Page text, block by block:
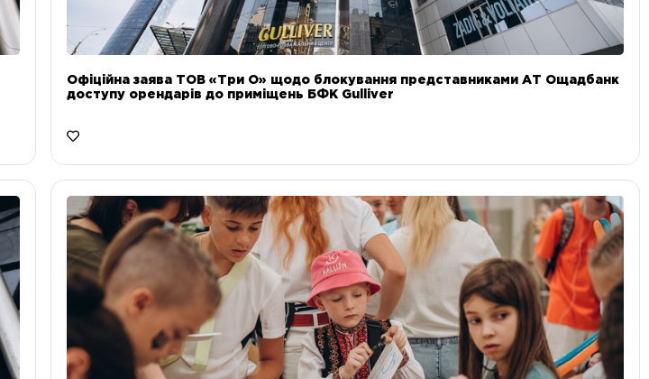
Офіційна заява ТОВ «Три О» щодо блокування представниками АТ Ощадбанк
доступу орендарів до приміщень БФК Gulliver